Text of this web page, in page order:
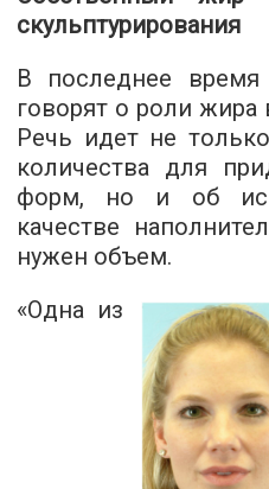
скульптурирования
В последнее
говорят о роли жира
Речь идет не
количества для
форм, но и об
качестве
нужен объем.
«Одна из